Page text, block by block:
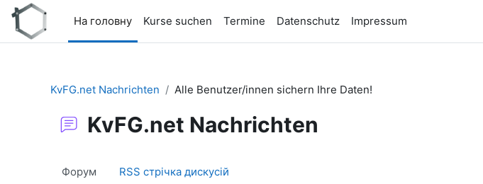
Перейти до головного вмісту
На головну
Kurse suchen Termine Datenschutz Impressum
KvFG.net Nachrichten
Alle Benutzer/innen sichern Ihre Daten!
KvFG.net Nachrichten
Форум RSS стрічка дискусій